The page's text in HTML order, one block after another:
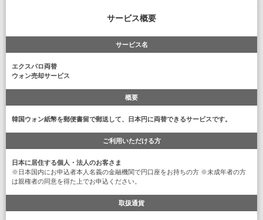
サービス概要
サービス名
エクスパロ両替
ウォン売却サービス
概要
韓国ウォン紙幣を郵便書留で郵送して、日本円に両替できるサービスです。
ご利用いただける方
日本に居住する個人・法人のお客さま
※日本国内にお申込者本人名義の金融機関で円口座をお持ちの方 ※未成年者の方
は親権者の同意を得た上でお申込ください。
取扱通貨